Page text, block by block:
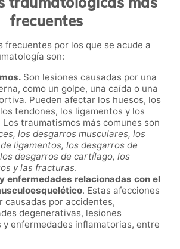
frecuentes
frecuentes por los que se acude a
son:
Son lesiones causadas por una
como un golpe, una caída o una
Pueden afectar los huesos, los
tendones, los ligamentos y los
traumatismos más comunes son
los desgarros musculares, los
ligamentos, los desgarros de
desgarros de cartílago, los
y las fracturas.
enfermedades relacionadas con el
. Estas afecciones
causadas por accidentes,
degenerativas, lesiones
enfermedades inflamatorias, entre